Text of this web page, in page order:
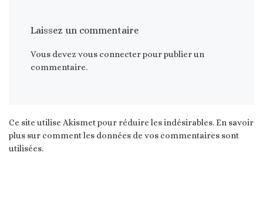
Laissez un commentaire
Vous devez vous connecterpour publier un
commentaire.
Ce site utilise Akismet pour réduire les indésirables.En savoir
plus sur comment les données de vos commentaires sont
utilisées.